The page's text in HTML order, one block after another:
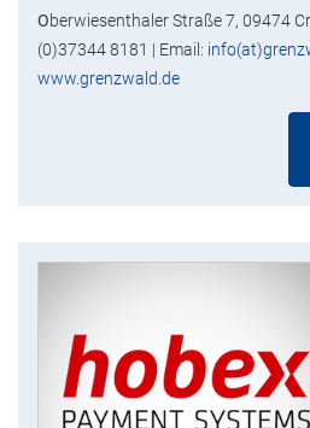
Oberwiesenthaler Straße 7, 09474
(0)37344 8181 | Email:
www.grenzwald.de